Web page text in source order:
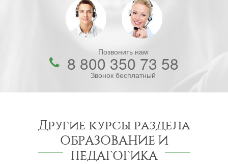
Позвонить нам
8 800 350 73 58
Звонок бесплатный
Другие курсы раздела
ОБРАЗОВАНИЕ И
ПЕДАГОГИКА